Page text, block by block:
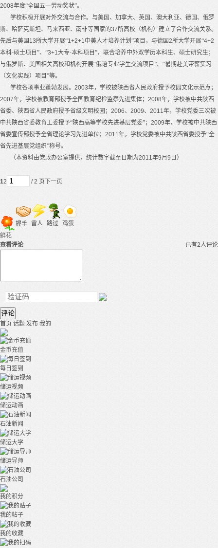
2008年度“全国五一劳动奖状”。
学校积极开展对外交流与合作。与美国、加拿大、英国、澳大利亚、德国、俄罗
斯、哈萨克斯坦、马来西亚、南非等国家的37所高校（机构）建立了合作交流关系。
先后与美国 13所大学开展“1+2+1中美人才培养计划”项目，与德国2所大学开展“4+2
本科-硕士项目”、“3+1大专-本科项目”，联合培养中外双学历本科生、硕士研究生；
与俄罗斯、美国相关高校和机构开展“俄语专业学生交流项目”、“暑期赴美带薪实习
（文化实践）项目”等。
学校各项事业蓬勃发展。 2003年，学校被陕西省人民政府授予校园文化示范点；
2007年，学校被教育部授予全国教育纪检监察先进集体； 2008年，学校被中共陕西
省委、陕西省人民政府授予省级文明校园； 2006、 2009、 2011年，学校党委三次被
中共陕西省委教育工委授予“陕西高等学校先进基层党委”； 2009年，学校被中共陕西
省委宣传部授予全省理论学习先进单位； 2011年，学校党委被中共陕西省委授予“全
省先进基层党组织”称号。
（本资料由党政办公室提供，统计数字截至日期为2011年9月 9 日）
12 / 2 页 下一页
鲜花
握手 雷人 路过 鸡蛋
已有2人评论
查看评论
评论
首页 话题 发布 我的
金币充值
每日签到
储运视频
储运动画
石油新闻
储运大学
储运导师
石油公司
我的积分
我的帖子
我的收藏